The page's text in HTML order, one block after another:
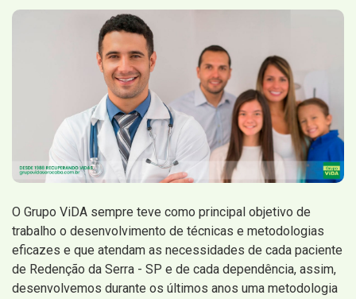
O Grupo ViDA sempre teve como principal objetivo de
trabalho o desenvolvimento de técnicas e metodologias
eficazes e que atendam as necessidades de cada paciente
de Redenção da Serra - SP e de cada dependência, assim,
desenvolvemos durante os últimos anos uma metodologia